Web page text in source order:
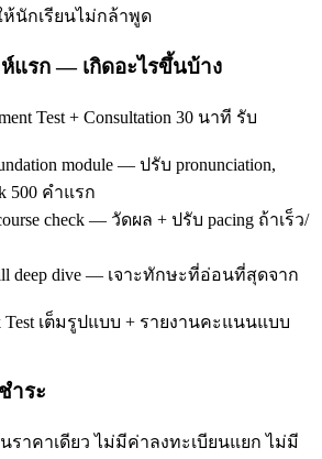
นักเรียนไม่กล้าพูด
แรก — เกิดอะไรขึ้นบ้าง
Test + Consultation 30 นาที รับ
module — ปรับ pronunciation,
500 คำแรก
check — วัดผล + ปรับ pacing ถ้าเร็ว/
deep dive — เจาะทักษะที่อ่อนที่สุดจาก
Test เต็มรูปแบบ + รายงานคะแนนแบบ
ำระ
ราคาเดียว ไม่มีค่าลงทะเบียนแยก ไม่มี